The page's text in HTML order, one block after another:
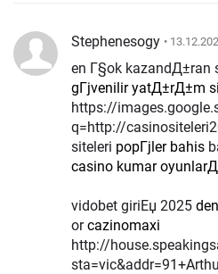
Stephenesogy •
en Г§ok kazandД±ran
gГјvenilir yatД±rД±m
https://
q=http://
siteleri popГјler bahis
casino kumar
vidobet giriЕџ 2025
orcazinomaxi
http://